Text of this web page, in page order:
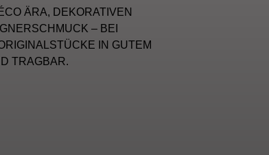
ÄRA, DEKORATIVEN
– BEI
IN GUTEM
TRAGBAR.